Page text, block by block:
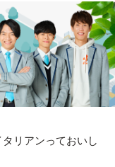
リアンっておいし